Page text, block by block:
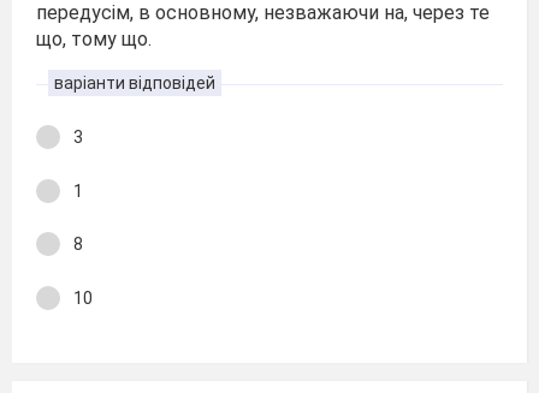
передусім, в основному, незважаючи на, через те
що, тому що.
варіанти відповідей
3
1
8
10